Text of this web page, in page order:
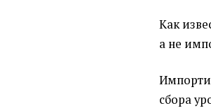
Как
а не
сбора